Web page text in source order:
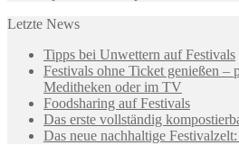
Letzte News
Tipps bei Unwettern auf Festivals
Festivals ohne Ticket genießen –
Meditheken oder im TV
Foodsharing auf Festivals
Das erste vollständig
Das neue nachhaltige